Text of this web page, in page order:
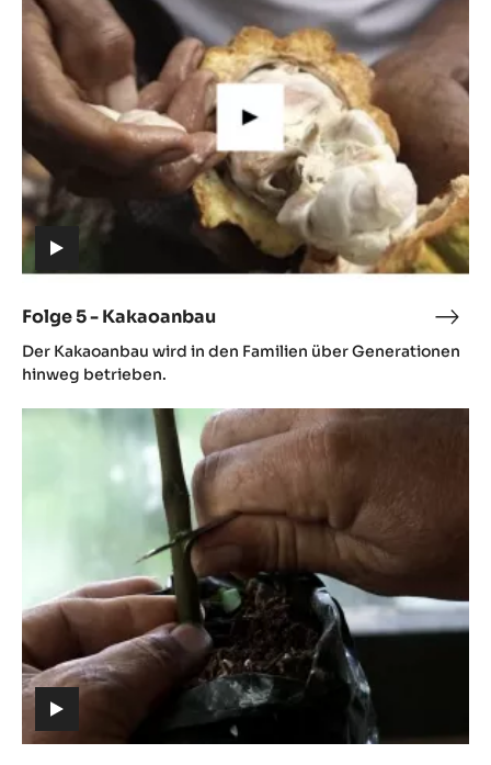
(includes
Folge 5 - Kakaoanbau
(includes
video)
5
Der Kakaoanbau wird in den Familien über Generationen
hinweg betrieben.
-
Kakaoanbau
(includes
Folge